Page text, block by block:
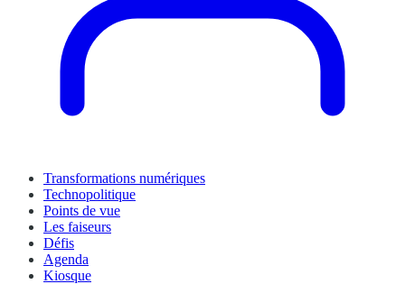
Transformations numériques
Technopolitique
Points de vue
Les faiseurs
Défis
Agenda
Kiosque